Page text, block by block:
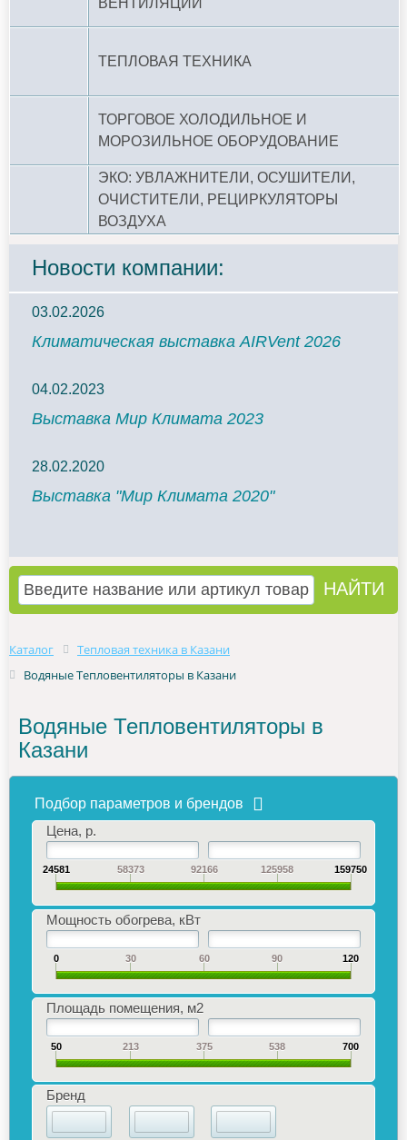
ВЕНТИЛЯЦИИ
ТЕПЛОВАЯ ТЕХНИКА
ТОРГОВОЕ ХОЛОДИЛЬНОЕ И
МОРОЗИЛЬНОЕ ОБОРУДОВАНИЕ
ЭКО: УВЛАЖНИТЕЛИ, ОСУШИТЕЛИ,
ОЧИСТИТЕЛИ, РЕЦИРКУЛЯТОРЫ
ВОЗДУХА
Новости компании:
03.02.2026
Климатическая выставка AIRVent 2026
04.02.2023
Выставка Мир Климата 2023
28.02.2020
Выставка "Мир Климата 2020"
Каталог
Тепловая техника в Казани
Водяные Тепловентиляторы в Казани
Водяные Тепловентиляторы в
Казани
Подбор параметров и брендов
Цена, р.
24581 58373 92166 125958 159750
Мощность обогрева, кВт
0 30 60 90 120
Площадь помещения, м2
50 213 375 538 700
Бренд